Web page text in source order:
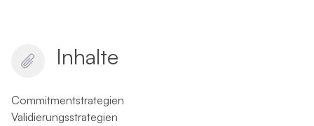
Inhalte
Commitmentstrategien
Validierungsstrategien